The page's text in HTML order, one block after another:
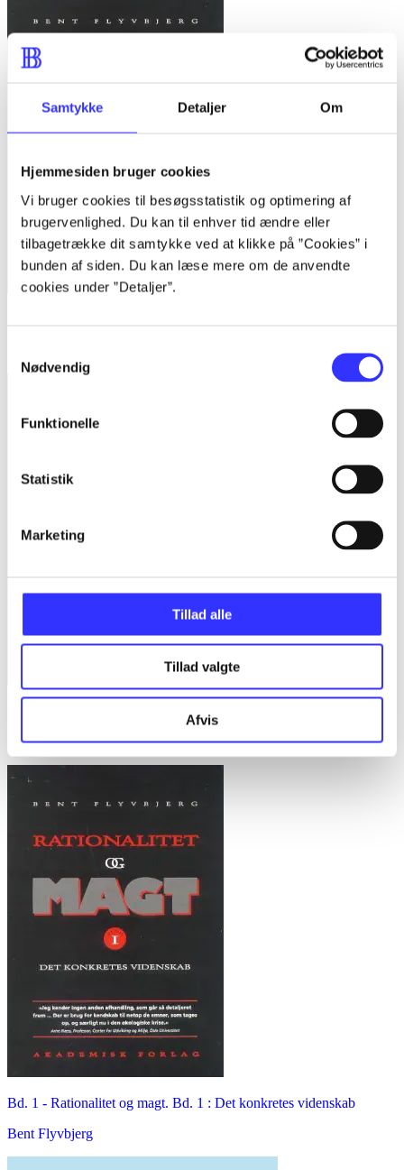
Samtykke Detaljer Om
Hjemmesiden bruger cookies
Vi bruger cookies til besøgsstatistik og optimering af
brugervenlighed. Du kan til enhver tid ændre eller
tilbagetrække dit samtykke ved at klikke på ”Cookies” i
bunden af siden. Du kan læse mere om de anvendte
cookies under ”Detaljer”.
Nødvendig
Funktionelle
Statistik
Marketing
Tillad alle
Tillad valgte
Afvis
Rationalitet og magt. Bd. 1 : Det konkretes videnskab
Bent Flyvbjerg
Bd. 1 - Rationalitet og magt. Bd. 1 : Det konkretes videnskab
Bent Flyvbjerg